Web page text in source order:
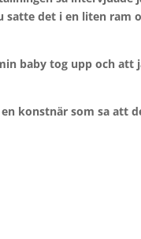
satte det i en liten ram
baby tog upp och att
konstnär som sa att